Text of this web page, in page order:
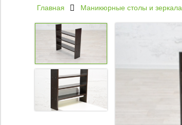
Главная Маникюрные столы и зеркала